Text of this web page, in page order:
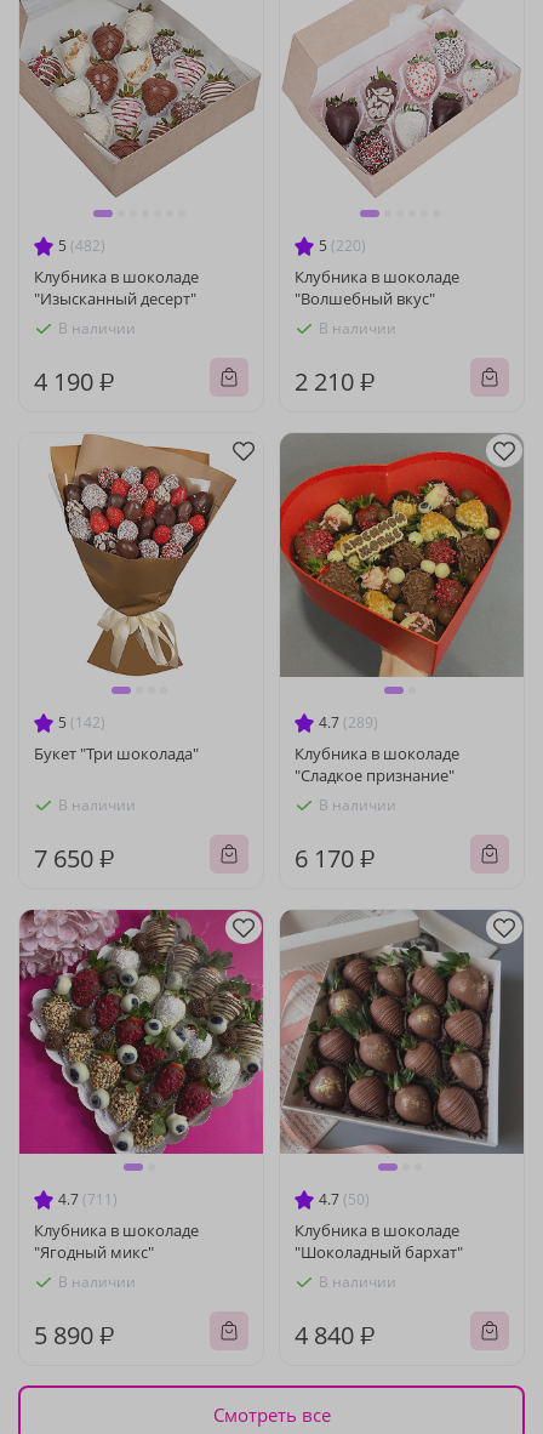
5 (482)
Клубника в шоколаде
"Изысканный десерт"
В наличии
4 190 ₽
5 (220)
Клубника в шоколаде
"Волшебный вкус"
В наличии
2 210 ₽
5 (142)
Букет "Три шоколада"
В наличии
7 650 ₽
4.7 (289)
Клубника в шоколаде
"Сладкое признание"
В наличии
6 170 ₽
4.7 (711)
Клубника в шоколаде
"Ягодный микс"
В наличии
5 890 ₽
4.7 (50)
Клубника в шоколаде
"Шоколадный бархат"
В наличии
4 840 ₽
Смотреть все